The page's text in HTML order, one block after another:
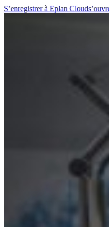
S’enregistrer à Eplan Cloud